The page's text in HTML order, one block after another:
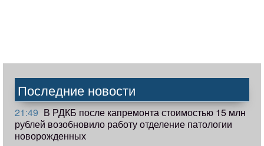
Последние новости
21:49 В РДКБ после капремонта стоимостью 15 млн
рублей возобновило работу отделение патологии
новорожденных